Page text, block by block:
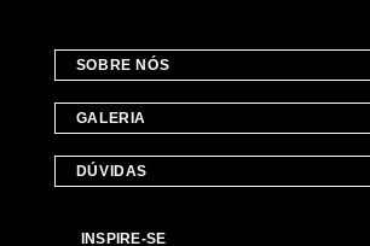
SOBRE NÓS
GALERIA
DÚVIDAS
INSPIRE-SE